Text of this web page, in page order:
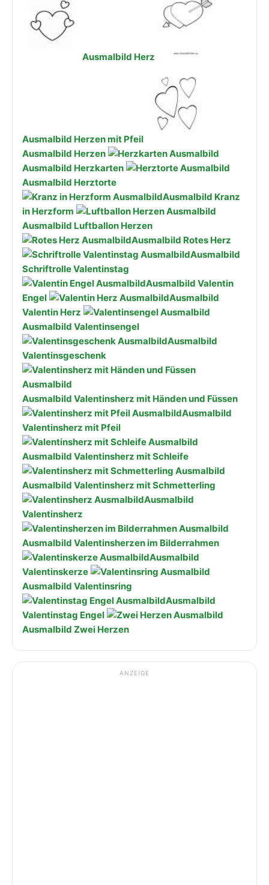
Ausmalbild Herz
Ausmalbild Herzen mit Pfeil
Ausmalbild Herzen
Ausmalbild Herzkarten
Ausmalbild Herztorte
Ausmalbild Kranz
in Herzform
Ausmalbild Luftballon Herzen
Ausmalbild Rotes Herz
Ausmalbild
Schriftrolle Valentinstag
Ausmalbild Valentin
Engel
Ausmalbild
Valentin Herz
Ausmalbild Valentinsengel
Ausmalbild
Valentinsgeschenk
Ausmalbild Valentinsherz mit Händen und Füssen
Ausmalbild
Valentinsherz mit Pfeil
Ausmalbild Valentinsherz mit Schleife
Ausmalbild Valentinsherz mit Schmetterling
Ausmalbild
Valentinsherz
Ausmalbild Valentinsherzen im Bilderrahmen
Ausmalbild
Valentinskerze
Ausmalbild Valentinsring
Ausmalbild
Valentinstag Engel
Ausmalbild Zwei Herzen
ANZEIGE